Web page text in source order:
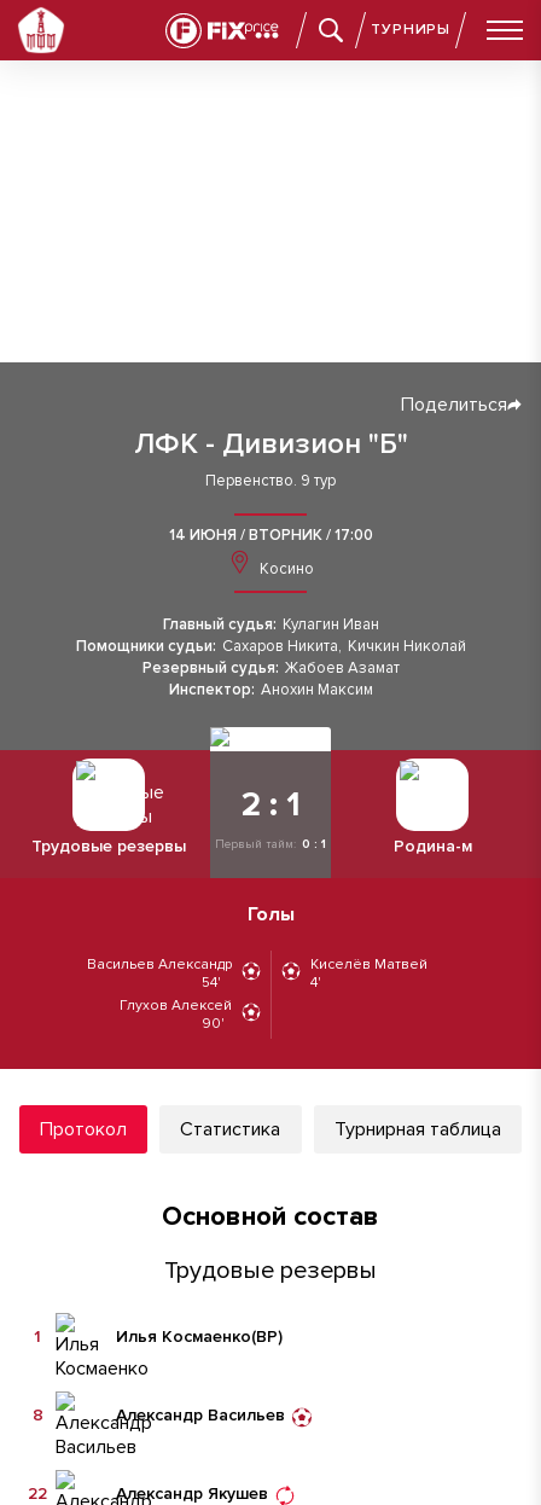
ТУРНИРЫ
ЛФК - Дивизион "Б"
Поделиться
Первенство. 9 тур
14 ИЮНЯ / ВТОРНИК / 17:00
Косино
Главный судья: Кулагин Иван
Помощники судьи: Сахаров Никита, Кичкин Николай
Резервный судья: Жабоев Азамат
Инспектор: Анохин Максим
Трудовые резервы
2 : 1
Первый тайм: 0 : 1 Родина-м
Голы
Васильев Александр
54'
Глухов Алексей
90'
Киселёв Матвей
4'
Протокол Статистика Турнирная таблица
Основной состав
Трудовые резервы
Илья Космаенко(ВР)
1
Александр Васильев
8
Александр Якушев
22